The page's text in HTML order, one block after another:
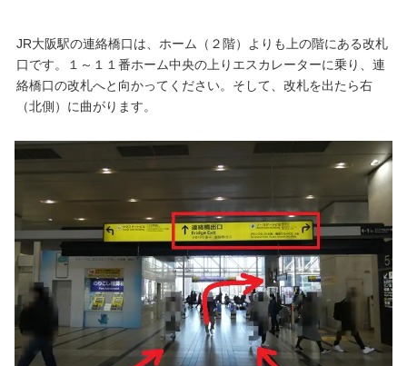
JR大阪駅の連絡橋口は、ホーム（２階）よりも上の階にある改札
口です。１～１１番ホーム中央の上りエスカレーターに乗り、連
絡橋口の改札へと向かってください。そして、改札を出たら右
（北側）に曲がります。